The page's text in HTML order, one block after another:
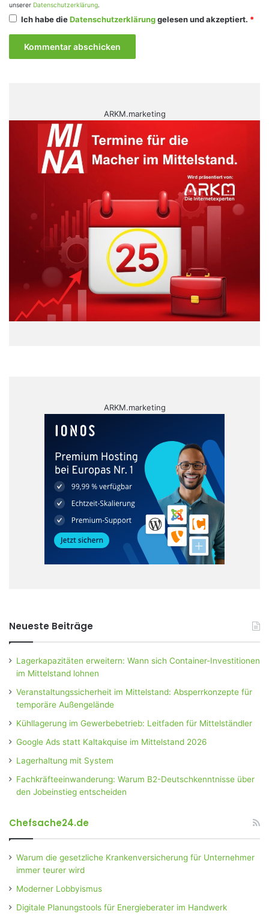
unserer Datenschutzerklärung.
Ich habe dieDatenschutzerklärunggelesen und akzeptiert. *
ARKM.marketing
ARKM.marketing
Neueste Beiträge
Lagerkapazitäten erweitern: Wann sich Container-Investitionen
im Mittelstand lohnen
Veranstaltungssicherheit im Mittelstand: Absperrkonzepte für
temporäre Außengelände
Kühllagerung im Gewerbebetrieb: Leitfaden für Mittelständler
Google Ads statt Kaltakquise im Mittelstand 2026
Lagerhaltung mit System
Fachkräfteeinwanderung: Warum B2-Deutschkenntnisse über
den Jobeinstieg entscheiden
Chefsache24.de
Warum die gesetzliche Krankenversicherung für Unternehmer
immer teurer wird
Moderner Lobbyismus
Digitale Planungstools für Energieberater im Handwerk